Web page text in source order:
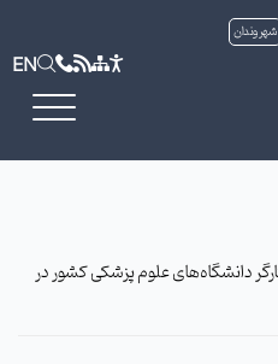
شهروندان
EN
دانشگاه‌های علوم پزشکی کشور در